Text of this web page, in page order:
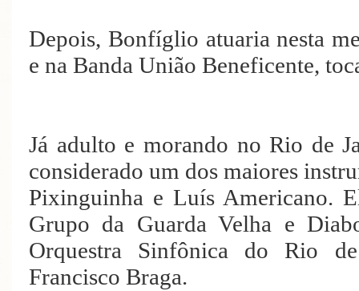
Depois, Bonfíglio atuaria nesta
e na Banda União Beneficente,
Já adulto e morando no Rio de
considerado um dos maiores
Pixinguinha e Luís Americano.
Grupo da Guarda Velha e
Orquestra Sinfônica do Rio
Francisco Braga.